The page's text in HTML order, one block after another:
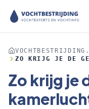
ZO KRIJG JE DE
Zo krijg je